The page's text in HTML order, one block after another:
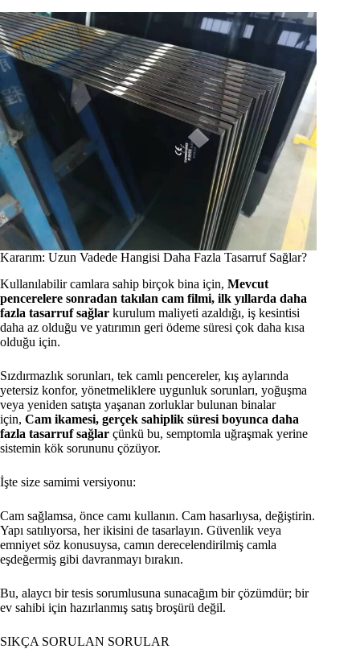
Kararım: Uzun Vadede Hangisi Daha Fazla Tasarruf Sağlar?
Kullanılabilir camlara sahip birçok bina için, Mevcut
pencerelere sonradan takılan cam filmi, ilk yıllarda daha
fazla tasarruf sağlar kurulum maliyeti azaldığı, iş kesintisi
daha az olduğu ve yatırımın geri ödeme süresi çok daha kısa
olduğu için.
Sızdırmazlık sorunları, tek camlı pencereler, kış aylarında
yetersiz konfor, yönetmeliklere uygunluk sorunları, yoğuşma
veya yeniden satışta yaşanan zorluklar bulunan binalar
için, Cam ikamesi, gerçek sahiplik süresi boyunca daha
fazla tasarruf sağlar çünkü bu, semptomla uğraşmak yerine
sistemin kök sorununu çözüyor.
İşte size samimi versiyonu:
Cam sağlamsa, önce camı kullanın. Cam hasarlıysa, değiştirin.
Yapı satılıyorsa, her ikisini de tasarlayın. Güvenlik veya
emniyet söz konusuysa, camın derecelendirilmiş camla
eşdeğermiş gibi davranmayı bırakın.
Bu, alaycı bir tesis sorumlusuna sunacağım bir çözümdür; bir
ev sahibi için hazırlanmış satış broşürü değil.
SIKÇA SORULAN SORULAR